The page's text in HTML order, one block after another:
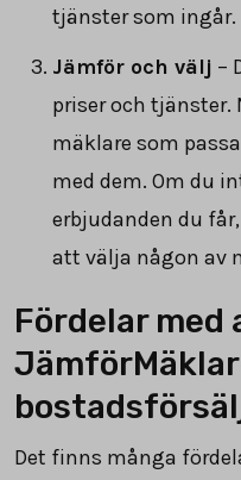
tjänster som ingår.
Jämför och välj –
priser och tjänster.
mäklare som
med dem. Om du
erbjudanden du
att välja någon av
Fördelar med
Det finns många